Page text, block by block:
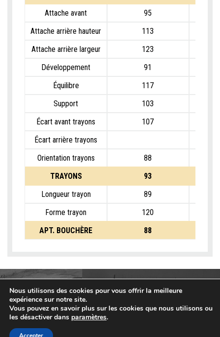
Attache avant
95
Attache arrière hauteur
113
Attache arrière largeur
123
Développement
91
Équilibre
117
Support
103
Écart avant trayons
107
Écart arrière trayons
Orientation trayons
88
TRAYONS
93
Longueur trayon
89
Forme trayon
120
APT. BOUCHÈRE
88
Nous utilisons des cookies pour vous offrir la meilleure
expérience sur notre site.
Vous pouvez en savoir plus sur les cookies que nous utilisons ou
les désactiver dans paramètres.